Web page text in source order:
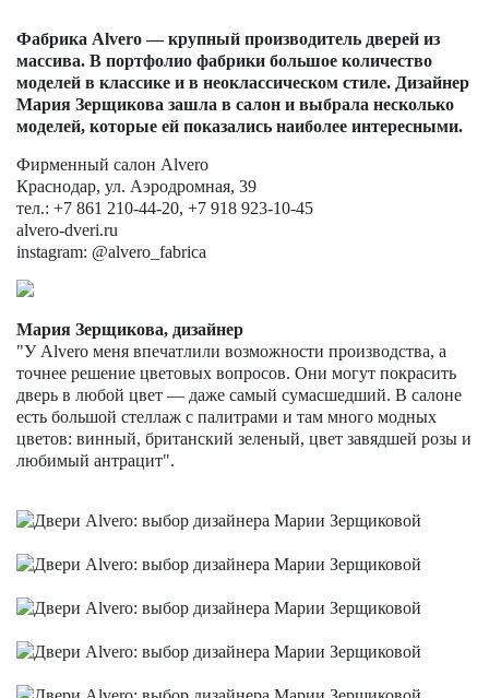
Фабрика Alvero — крупный производитель дверей из
массива. В портфолио фабрики большое количество
моделей в классике и в неоклассическом стиле. Дизайнер
Мария Зерщикова зашла в салон и выбрала несколько
моделей, которые ей показались наиболее интересными.
Фирменный салон Alvero
Краснодар, ул. Аэродромная, 39
тел.: +7 861 210-44-20, +7 918 923-10-45
alvero-dveri.ru
instagram: @alvero_fabrica
Мария Зерщикова, дизайнер
"У Alvero меня впечатлили возможности производства, а
точнее решение цветовых вопросов. Они могут покрасить
дверь в любой цвет — даже самый сумасшедший. В салоне
есть большой стеллаж с палитрами и там много модных
цветов: винный, британский зеленый, цвет завядшей розы и
любимый антрацит".